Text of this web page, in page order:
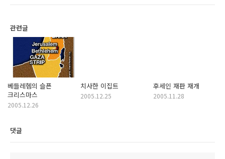
관련글
베들레헴의 슬픈
크리스마스
2005.12.26
치사한 이집트
2005.12.25
후세인 재판 재개
2005.11.28
댓글